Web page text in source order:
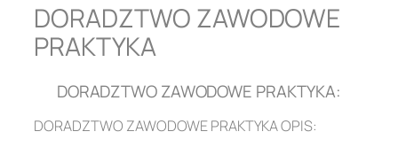
DORADZTWO ZAWODOWE
PRAKTYKA
DORADZTWO ZAWODOWE PRAKTYKA:
DORADZTWO ZAWODOWE PRAKTYKA OPIS: